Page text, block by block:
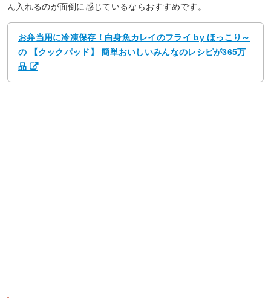
ん入れるのが面倒に感じているならおすすめです。
お弁当用に冷凍保存！白身魚カレイのフライ by ほっこり～
の 【クックパッド】 簡単おいしいみんなのレシピが365万
品